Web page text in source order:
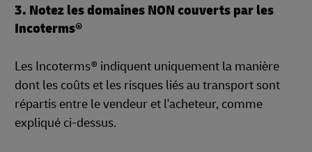
3. Notez les domaines NON couverts par les
Incoterms®
Les Incoterms® indiquent uniquement la manière
dont les coûts et les risques liés au transport sont
répartis entre le vendeur et l'acheteur, comme
expliqué ci-dessus.